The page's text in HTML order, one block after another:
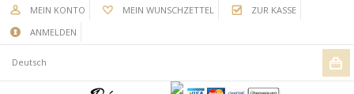
MEIN KONTO MEIN WUNSCHZETTEL
ZUR KASSE
ANMELDEN
Deutsch